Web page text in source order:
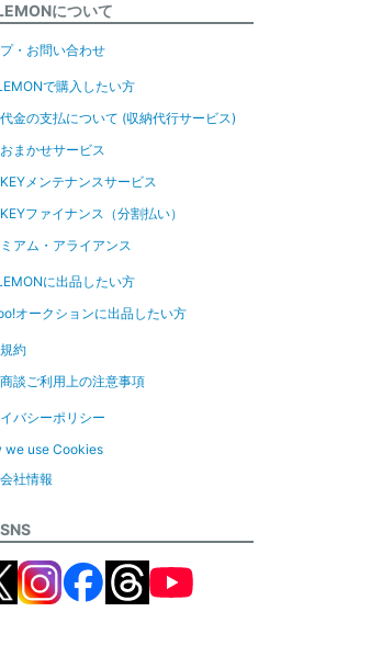
について
・お問い合わせ
で購入したい方
金の支払について (収納代行サービス)
まかせサービス
メンテナンスサービス
ファイナンス（分割払い）
アム・アライアンス
に出品したい方
オークションに出品したい方
約
談ご利用上の注意事項
バシーポリシー
we use Cookies
社情報